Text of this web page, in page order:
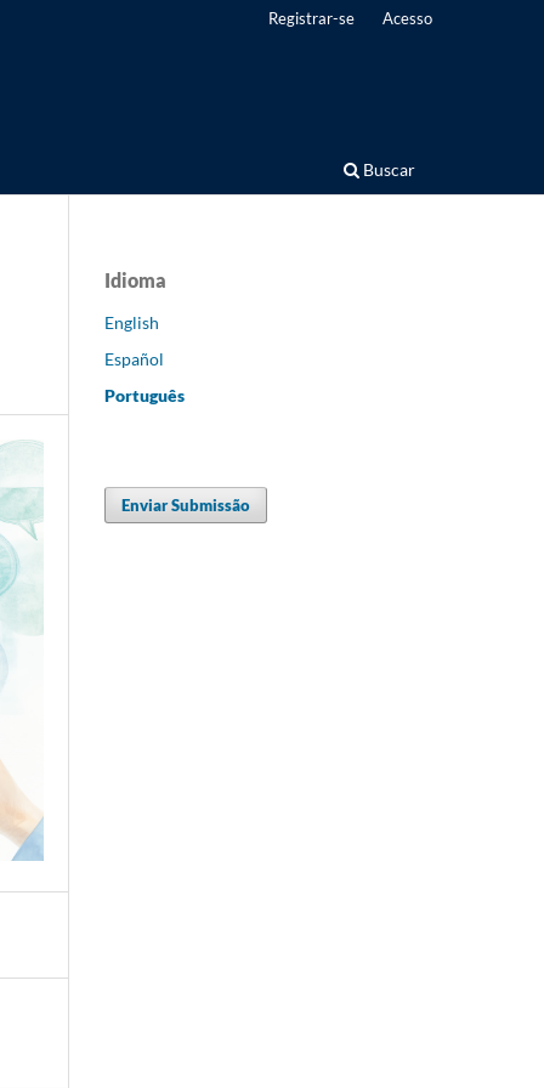
Buscar
Registrar-se Acesso
Idioma
English
Español
Português
Enviar Submissão